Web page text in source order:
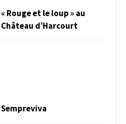
« Rouge et le loup » au
Château d’Harcourt
Sempreviva